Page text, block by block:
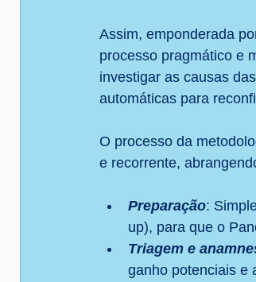
Assim, emponderada
processo pragmático e
investigar as causas
automáticas para
O processo da
e recorrente,
Preparação:
up), para que o
Triagem e
ganho potenciais e